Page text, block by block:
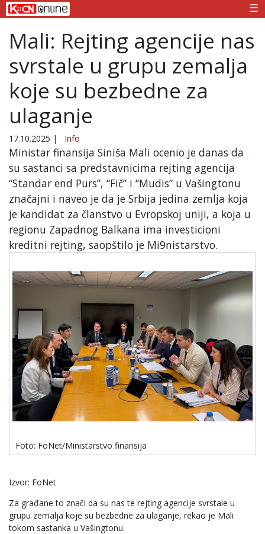
☰
Mali: Rejting agencije nas
svrstale u grupu zemalja
koje su bezbedne za
ulaganje
17.10.2025 | Info
Ministar finansija Siniša Mali ocenio je danas da
su sastanci sa predstavnicima rejting agencija
“Standar end Purs”, “Fič” i “Mudis” u Vašingtonu
značajni i naveo je da je Srbija jedina zemlja koja
je kandidat za članstvo u Evropskoj uniji, a koja u
regionu Zapadnog Balkana ima investicioni
kreditni rejting, saopštilo je Mi9nistarstvo.
Foto: FoNet/Ministarstvo finansija
Izvor: FoNet
Za građane to znači da su nas te rejting agencije svrstale u
grupu zemalja koje su bezbedne za ulaganje, rekao je Mali
tokom sastanka u Vašingtonu.